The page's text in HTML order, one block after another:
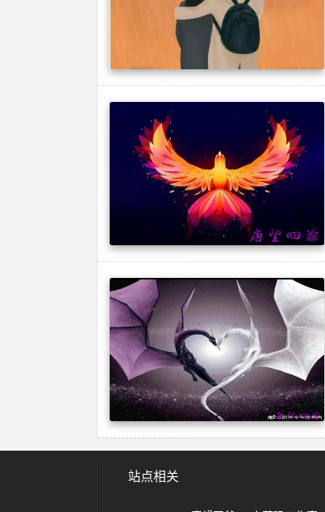
站点相关